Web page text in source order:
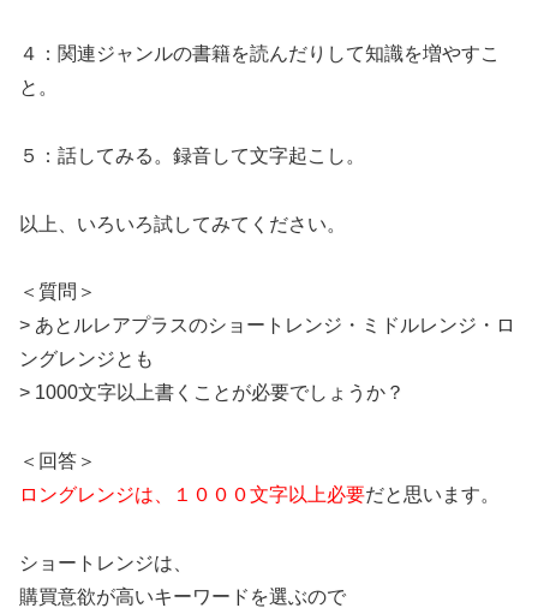
４：関連ジャンルの書籍を読んだりして知識を増やすこ
と。
５：話してみる。録音して文字起こし。
以上、いろいろ試してみてください。
＜質問＞
> あとルレアプラスのショートレンジ・ミドルレンジ・ロ
ングレンジとも
> 1000文字以上書くことが必要でしょうか？
＜回答＞
ロングレンジは、１０００文字以上必要だと思います。
ショートレンジは、
購買意欲が高いキーワードを選ぶので